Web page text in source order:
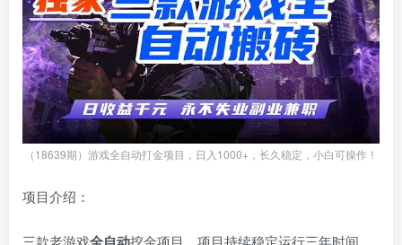
（18639期）游戏全自动打金项目，日入1000+，长久稳定，小白可操作！
项目介绍：
三款老游戏 挖金项目，项目持续稳定运行三年时间，